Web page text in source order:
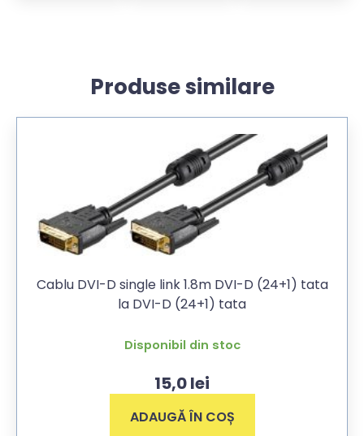
Produse similare
Cablu DVI-D single link 1.8m DVI-D (24+1) tata
la DVI-D (24+1) tata
Disponibil din stoc
15,0lei
ADAUGĂ ÎN COȘ